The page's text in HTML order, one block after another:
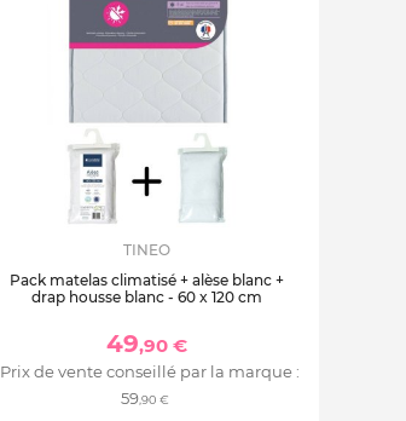
TINEO
Pack matelas climatisé + alèse blanc +
drap housse blanc - 60 x 120 cm
49,90 €
Prix de vente conseillé par la marque :
59,90 €